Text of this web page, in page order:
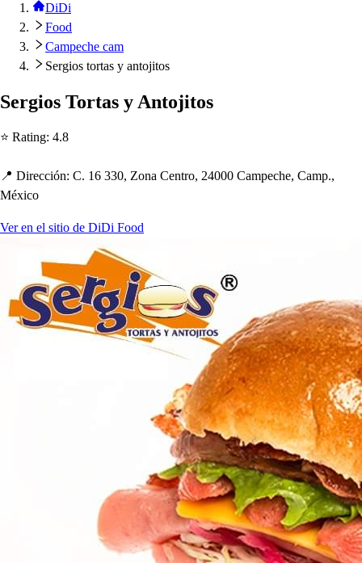
DiDi
Food
Campeche cam
Sergios tortas y antojitos
Sergios Tortas y Antojitos
⭐ Rating: 4.8
📍 Dirección: C. 16 330, Zona Centro, 24000 Campeche, Camp.,
México
Ver en el sitio de DiDi Food